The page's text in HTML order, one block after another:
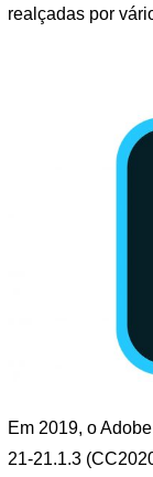
realçadas por
Em 2019, o
21-21.1.3